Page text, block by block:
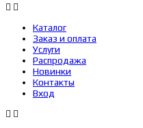
Каталог
Заказ и оплата
Услуги
Распродажа
Новинки
Контакты
Вход